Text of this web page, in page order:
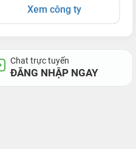
Xem công ty
Chat trực tuyến
ĐĂNG NHẬP NGAY